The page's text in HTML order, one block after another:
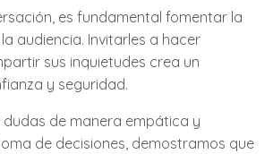
es fundamental fomentar la
audiencia. Invitarles a hacer
sus inquietudes crea un
y seguridad.
dudas de manera empática y
de decisiones, demostramos que